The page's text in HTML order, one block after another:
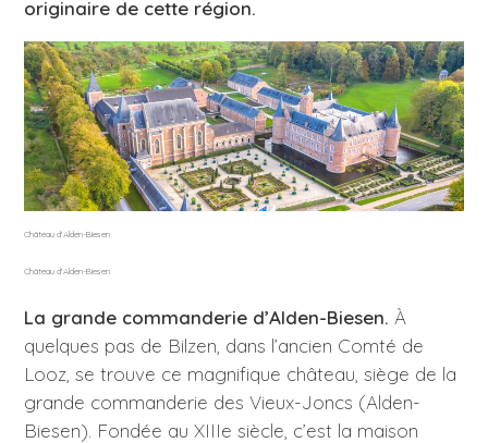
originaire de cette région.
Château d'Alden-Biesen
Château d'Alden-Biesen
La grande commanderie d’Alden-Biesen. À
quelques pas de Bilzen, dans l’ancien Comté de
Looz, se trouve ce magnifique château, siège de la
grande commanderie des Vieux-Joncs (Alden-
Biesen). Fondée au XIIIe siècle, c’est la maison